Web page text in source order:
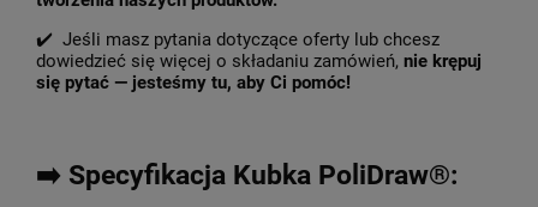
✔️ Jeśli masz pytania dotyczące oferty lub chcesz
dowiedzieć się więcej o składaniu zamówień, nie krępuj
się pytać — jesteśmy tu, aby Ci pomóc!
➡️ Specyfikacja Kubka PoliDraw®: